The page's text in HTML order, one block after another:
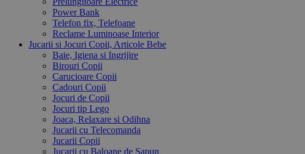
Power Bank
Telefon fix, Telefoane
Reclame Luminoase Interior
Jucarii si Jocuri Copii, Articole Bebe
Baie, Igiena si Ingrijire
Birouri Copii
Carucioare Copii
Cadouri Copii
Jocuri de Copii
Jocuri tip Lego
Joaca, Relaxare si Odihna
Jucarii cu Telecomanda
Jucarii Copii
Jucarii cu Baloane de Sapun